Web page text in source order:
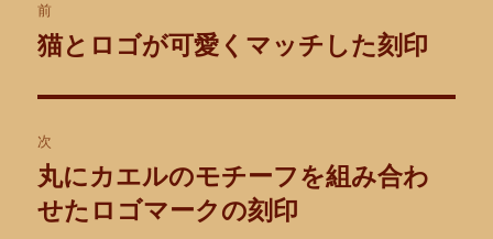
稿
ビ
ゲ
ー
前
前
投
稿:
猫とロゴが可愛くマッチした刻印
次
次
の
丸にカエルのモチーフを組み合わ
せたロゴマークの刻印